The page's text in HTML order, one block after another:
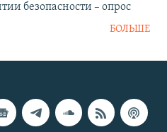
безопасности – опрос
БОЛЬШЕ